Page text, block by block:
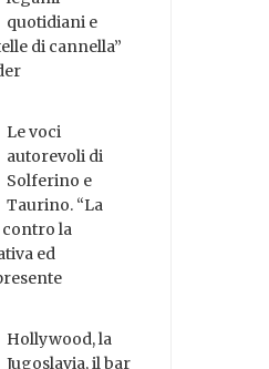
quotidiani e
di cannella”
Le voci
autorevoli di
Solferino e
Taurino. “La
contro la
ed
Hollywood, la
Jugoslavia, il bar